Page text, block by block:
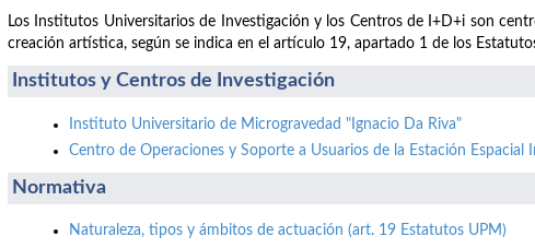
Los Institutos Universitarios de Investigación y los Centros de I+D+i son
creación artística, según se indica en el artículo 19, apartado 1 de los
Institutos y Centros de Investigación
Instituto Universitario de Microgravedad "Ignacio Da Riva"
Centro de Operaciones y Soporte a Usuarios de la Estación Espacial
Normativa
Naturaleza, tipos y ámbitos de actuación (art. 19 Estatutos UPM)